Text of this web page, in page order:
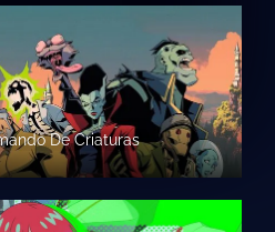
De Criaturas